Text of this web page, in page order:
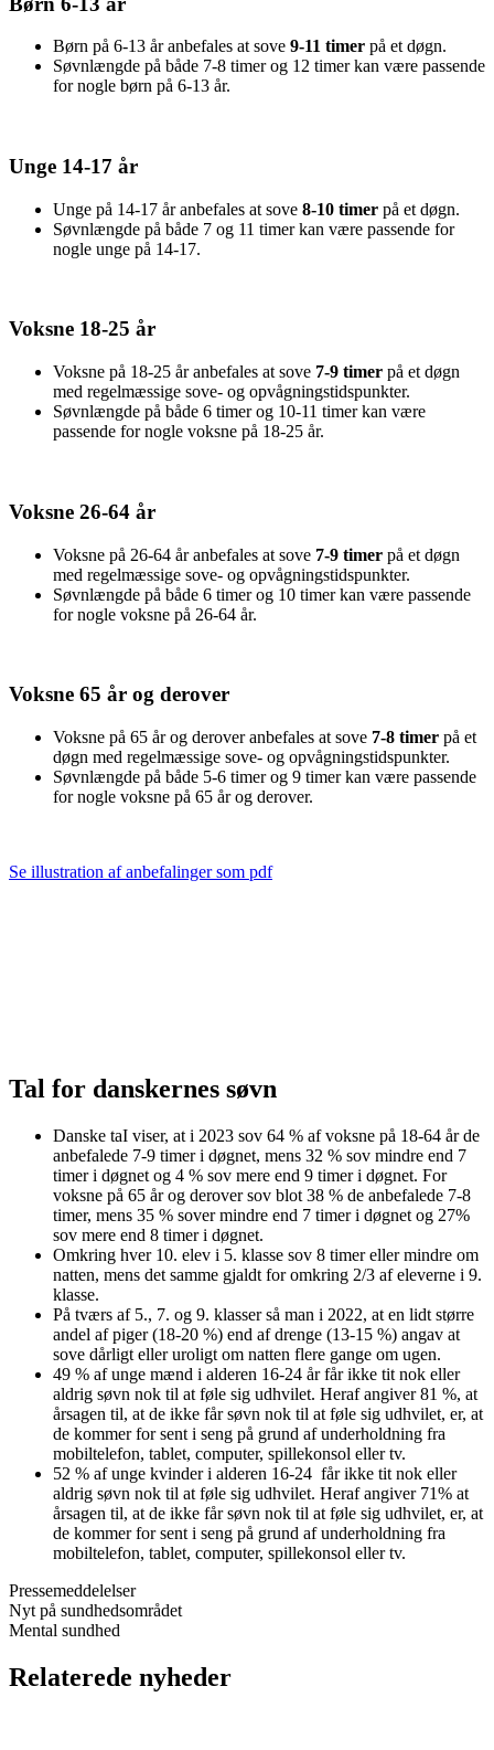
Børn på 6-13 år anbefales at sove 9-11 timer på et døgn.
Søvnlængde på både 7-8 timer og 12 timer kan være passende
for nogle børn på 6-13 år.
Unge 14-17 år
Unge på 14-17 år anbefales at sove 8-10 timer på et døgn.
Søvnlængde på både 7 og 11 timer kan være passende for
nogle unge på 14-17.
Voksne 18-25 år
Voksne på 18-25 år anbefales at sove 7-9 timer på et døgn
med regelmæssige sove- og opvågningstidspunkter.
Søvnlængde på både 6 timer og 10-11 timer kan være
passende for nogle voksne på 18-25 år.
Voksne 26-64 år
Voksne på 26-64 år anbefales at sove 7-9 timer på et døgn
med regelmæssige sove- og opvågningstidspunkter.
Søvnlængde på både 6 timer og 10 timer kan være passende
for nogle voksne på 26-64 år.
Voksne 65 år og derover
Voksne på 65 år og derover anbefales at sove 7-8 timer på et
døgn med regelmæssige sove- og opvågningstidspunkter.
Søvnlængde på både 5-6 timer og 9 timer kan være passende
for nogle voksne på 65 år og derover.
Se illustration af anbefalinger som pdf
Tal for danskernes søvn
Danske taI viser, at i 2023 sov 64 % af voksne på 18-64 år de
anbefalede 7-9 timer i døgnet, mens 32 % sov mindre end 7
timer i døgnet og 4 % sov mere end 9 timer i døgnet. For
voksne på 65 år og derover sov blot 38 % de anbefalede 7-8
timer, mens 35 % sover mindre end 7 timer i døgnet og 27%
sov mere end 8 timer i døgnet.
Omkring hver 10. elev i 5. klasse sov 8 timer eller mindre om
natten, mens det samme gjaldt for omkring 2/3 af eleverne i 9.
klasse.
På tværs af 5., 7. og 9. klasser så man i 2022, at en lidt større
andel af piger (18-20 %) end af drenge (13-15 %) angav at
sove dårligt eller uroligt om natten flere gange om ugen.
49 % af unge mænd i alderen 16-24 år får ikke tit nok eller
aldrig søvn nok til at føle sig udhvilet. Heraf angiver 81 %, at
årsagen til, at de ikke får søvn nok til at føle sig udhvilet, er, at
de kommer for sent i seng på grund af underholdning fra
mobiltelefon, tablet, computer, spillekonsol eller tv.
52 % af unge kvinder i alderen 16-24 får ikke tit nok eller
aldrig søvn nok til at føle sig udhvilet. Heraf angiver 71% at
årsagen til, at de ikke får søvn nok til at føle sig udhvilet, er, at
de kommer for sent i seng på grund af underholdning fra
mobiltelefon, tablet, computer, spillekonsol eller tv.
Pressemeddelelser
Nyt på sundhedsområdet
Mental sundhed
Relaterede nyheder